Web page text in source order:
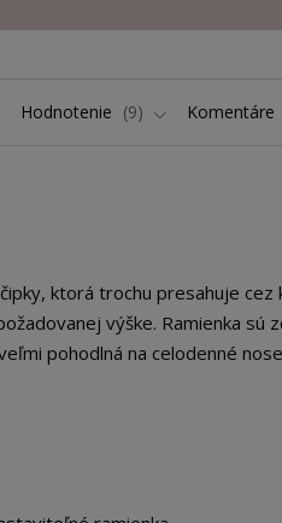
Hodnotenie 9 Komentáre
ktorá trochu presahuje cez
výške. Ramienka sú
pohodlná na celodenné